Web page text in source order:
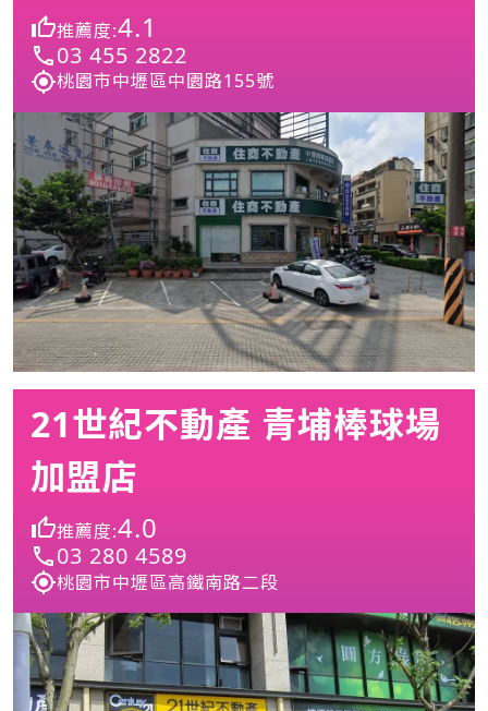
推薦度:4.1
03 455 2822
桃園市中壢區中園路155號
21世紀不動產 青埔棒球場
加盟店
推薦度:4.0
03 280 4589
桃園市中壢區高鐵南路二段